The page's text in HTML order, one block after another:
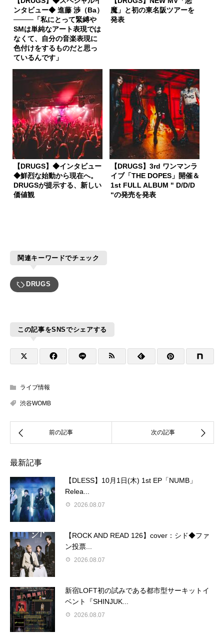
ンタビュー◆ 進藤 渉（Ba）
────「私にとって緊縛や
SMは単純なアート表現では
なくて、自分の音楽表現に
色付けをするものだと思っ
ているんです」
魔」と初の東名阪ツアーを
発表
【DRUGS】◆インタビュー
◆鮮烈な始動から現在へ。
DRUGSが提示する、新しい
価値観
【DRUGS】3rd ワンマンラ
イブ「THE DOPES」開催＆
1st FULL ALBUM " D/D/D
“の発売を発表
関連キーワードでチェック
DRUGS
この記事をSNSでシェアする
ライブ情報
渋谷WOMB
最新記事
【DLESS】10月1日(木) 1st EP「NUMB」
Relea...
2026.08.07
【ROCK AND READ 126】cover：シド◆ファ
ン投票...
2026.08.07
新宿LOFT初の試みである都市型サーキットイ
ベント『SHINJUK...
2026.08.07